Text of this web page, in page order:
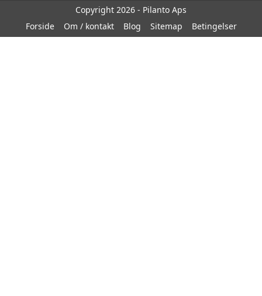
Copyright 2026 - Pilanto Aps
Forside
Om / kontakt Blog Sitemap Betingelser